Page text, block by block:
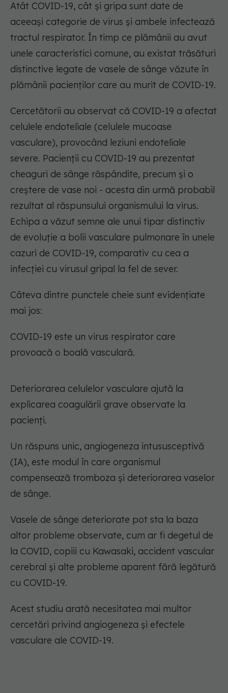
Atât COVID-19, cât și gripa sunt date de
aceeași categorie de virus și ambele infectează
tractul respirator. În timp ce plămânii au avut
unele caracteristici comune, au existat trăsături
distinctive legate de vasele de sânge văzute în
plămânii pacienților care au murit de COVID-19.
Cercetătorii au observat că COVID-19 a afectat
celulele endoteliale (celulele mucoase
vasculare), provocând leziuni endoteliale
severe. Pacienții cu COVID-19 au prezentat
cheaguri de sânge răspândite, precum și o
creștere de vase noi - acesta din urmă probabil
rezultat al răspunsului organismului la virus.
Echipa a văzut semne ale unui tipar distinctiv
de evoluție a bolii vasculare pulmonare în unele
cazuri de COVID-19, comparativ cu cea a
infecției cu virusul gripal la fel de sever.
Câteva dintre punctele cheie sunt evidențiate
mai jos:
COVID-19 este un virus respirator care
provoacă o boală vasculară.
Deteriorarea celulelor vasculare ajută la
explicarea coagulării grave observate la
pacienți.
Un răspuns unic, angiogeneza intususceptivă
(IA), este modul în care organismul
compensează tromboza și deteriorarea vaselor
de sânge.
Vasele de sânge deteriorate pot sta la baza
altor probleme observate, cum ar fi degetul de
la COVID, copiii cu Kawasaki, accident vascular
cerebral și alte probleme aparent fără legătură
cu COVID-19.
Acest studiu arată necesitatea mai multor
cercetări privind angiogeneza și efectele
vasculare ale COVID-19.